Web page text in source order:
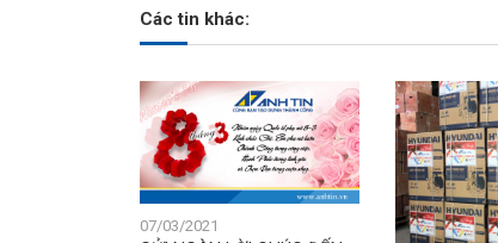
Các tin khác:
07/03/2021